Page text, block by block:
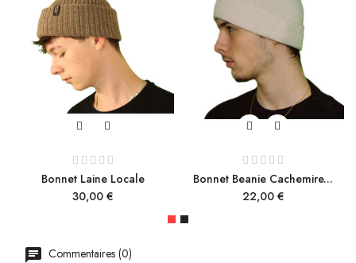
Bonnet Laine Locale
Prix
30,00 €
Bonnet Beanie Cachemire...
Prix
22,00 €
Commentaires (0)